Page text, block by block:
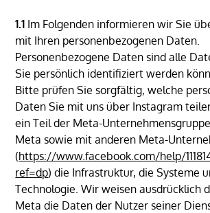
1.1 Im Folgenden informieren wir Sie
mit Ihren personenbezogenen Daten.
Personenbezogene Daten sind alle
Sie persönlich identifiziert werden
Bitte prüfen Sie sorgfältig, welche
Daten Sie mit uns über Instagram
ein Teil der Meta-
Meta sowie mit anderen Meta-
(https://www.facebook.com/help/
ref=dp) die Infrastruktur, die Systeme
Technologie. Wir weisen ausdrücklich
Meta die Daten der Nutzer seiner